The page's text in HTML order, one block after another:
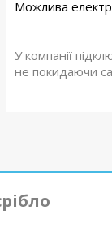
У компанії
не покидаючи